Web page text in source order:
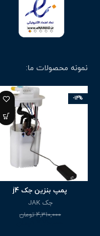
نمونه محصولات ما:
-14%
پمپ بنزین جک j4
جک JAK
4,310,000 تومان